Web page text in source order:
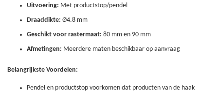
Uitvoering: Met productstop/pendel
Draaddikte: Ø4.8 mm
Geschikt voor rastermaat: 80 mm en 90 mm
Afmetingen: Meerdere maten beschikbaar op aanvraag
Belangrijkste Voordelen:
Pendel en productstop voorkomen dat producten van de haak